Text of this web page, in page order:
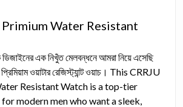
Water Resistant
এক নিখুঁত মেলবন্ধনে আমরা নিয়ে এসেছি
ওয়াটার রেজিস্ট্যান্ট ওয়াচ। This CRRJU
Resistant Watch is a top-tier
modern men who want a sleek,